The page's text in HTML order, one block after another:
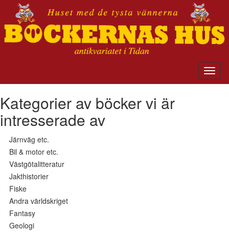
Kategorier av böcker vi är
intresserade av
Järnväg etc.
Bil & motor etc.
Västgötalitteratur
Jakthistorier
Fiske
Andra världskriget
Fantasy
Geologi